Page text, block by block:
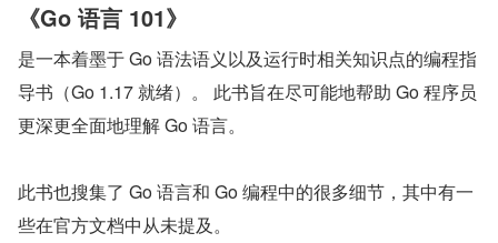
《Go 语言 101》
是一本着墨于 Go 语法语义以及运行时相关知识点的编程指
导书（Go 1.17 就绪）。 此书旨在尽可能地帮助 Go 程序员
更深更全面地理解 Go 语言。
此书也搜集了 Go 语言和 Go 编程中的很多细节，其中有一
些在官方文档中从未提及。